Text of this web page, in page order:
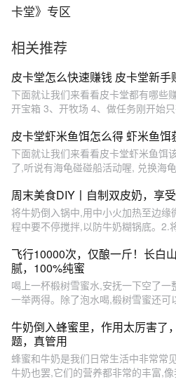
卡堂》专区
相关推荐
皮卡堂怎么快速赚钱 皮卡堂新手
下面就让我们来看看皮卡堂都有哪些
开宝箱 3、开牧场 4、做任务刚开始
皮卡堂虾米鱼饵怎么得 虾米鱼饵
下面就让我们来看看皮卡堂虾米鱼饵
了,听说有海龟碰碰船活动喔, 兑换海
周末美食DIY丨自制双皮奶，享
将牛奶倒入锅中,用中小火加热至边
程中要不停搅拌,以防牛奶糊锅底。2.
飞行10000次，仅酿一斤！长白
腻，100%纯蜜
喝上一杯椴树雪蜜水,安抚一下空了
一举两得。除了泡水喝,椴树雪蜜还可
牛奶倒入蜂蜜里，作用太厉害了
题，真管用
蜂蜜和牛奶是我们日常生活中非常常
牛奶也罢,它们的营养都非常的丰富,